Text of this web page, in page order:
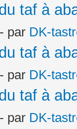
taf à
- par DK-
taf à
- par DK-
taf à
- par DK-